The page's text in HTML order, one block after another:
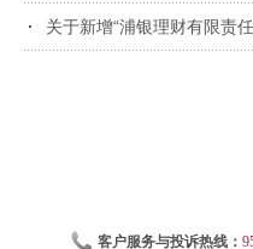
关于新增“浦银理财有限责
客户服务与投诉热线：